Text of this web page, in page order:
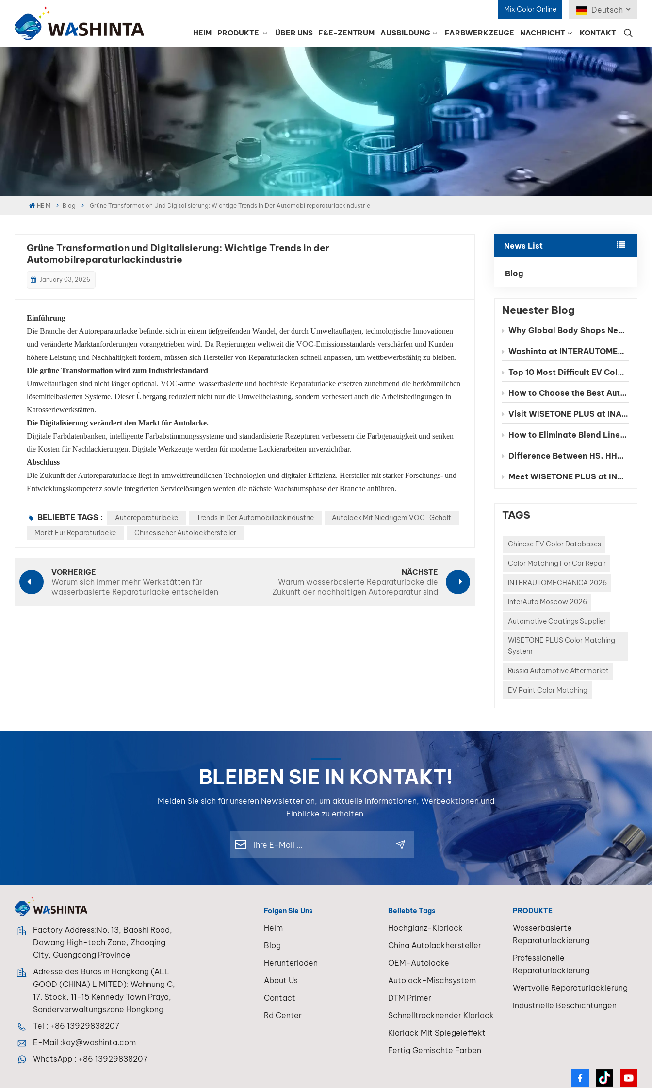
Mix Color Online Deutsch
English
Français
Deutsch
Português
HEIM PRODUKTE ÜBER UNS F&E-ZENTRUM AUSBILDUNG FARBWERKZEUGE NACHRICHT KONTAKT
HEIM Blog Grüne Transformation Und Digitalisierung: Wichtige Trends In Der Automobilreparaturlackindustrie
News List
Blog
Neuester Blog
Why Global Body Shops Need Chinese EV Color Databases
Washinta at INTERAUTOMECHANICA 2026 Moscow
Top 10 Most Difficult EV Colors to Match in 2026
How to Choose the Best Automotive Refinish Paint Manufacturer in China
Visit WISETONE PLUS at INA PAACE Automechanika Mexico 2026 – Meet Your Trusted Automotive Refinish Paint Manufacturer
How to Eliminate Blend Lines in Automotive Spot Repairs: The Benefits of Seamless Clearcoat Technology
Difference Between HS, HHS and UHS Clearcoat
Meet WISETONE PLUS at INA PAACE Automechanika Mexico City 2026 – BOOTH NO. 1826-2
TAGS
Chinese EV Color Databases
Color Matching For Car Repair
INTERAUTOMECHANICA 2026
InterAuto Moscow 2026
Automotive Coatings Supplier
WISETONE PLUS Color Matching
System
Russia Automotive Aftermarket
EV Paint Color Matching
Grüne Transformation und Digitalisierung: Wichtige Trends in der
Automobilreparaturlackindustrie
January 03, 2026
Einführung
Die Branche der Autoreparaturlacke befindet sich in einem tiefgreifenden Wandel, der durch Umweltauflagen, technologische Innovationen
und veränderte Marktanforderungen vorangetrieben wird. Da Regierungen weltweit die VOC-Emissionsstandards verschärfen und Kunden
höhere Leistung und Nachhaltigkeit fordern, müssen sich Hersteller von Reparaturlacken schnell anpassen, um wettbewerbsfähig zu bleiben.
Die grüne Transformation wird zum Industriestandard
Umweltauflagen sind nicht länger optional. VOC-arme, wasserbasierte und hochfeste Reparaturlacke ersetzen zunehmend die herkömmlichen
lösemittelbasierten Systeme. Dieser Übergang reduziert nicht nur die Umweltbelastung, sondern verbessert auch die Arbeitsbedingungen in
Karosseriewerkstätten.
Die Digitalisierung verändert den Markt für Autolacke.
Digitale Farbdatenbanken, intelligente Farbabstimmungssysteme und standardisierte Rezepturen verbessern die Farbgenauigkeit und senken
die Kosten für Nachlackierungen. Digitale Werkzeuge werden für moderne Lackierarbeiten unverzichtbar.
Abschluss
Die Zukunft der Autoreparaturlacke liegt in umweltfreundlichen Technologien und digitaler Effizienz. Hersteller mit starker Forschungs- und
Entwicklungskompetenz sowie integrierten Servicelösungen werden die nächste Wachstumsphase der Branche anführen.
BELIEBTE TAGS : Autoreparaturlacke Trends In Der Automobillackindustrie
Autolack Mit Niedrigem VOC-Gehalt
Markt Für Reparaturlacke
Chinesischer Autolackhersteller
VORHERIGE
Warum sich immer mehr Werkstätten für
wasserbasierte Reparaturlacke entscheiden
NÄCHSTE
Warum wasserbasierte Reparaturlacke die
Zukunft der nachhaltigen Autoreparatur sind
BLEIBEN SIE IN KONTAKT!
Melden Sie sich für unseren Newsletter an, um aktuelle Informationen, Werbeaktionen und
Einblicke zu erhalten.
Factory Address:No. 13, Baoshi Road,
Dawang High-tech Zone, Zhaoqing
City, Guangdong Province
Adresse des Büros in Hongkong (ALL
GOOD (CHINA) LIMITED): Wohnung C,
17. Stock, 11-15 Kennedy Town Praya,
Sonderverwaltungszone Hongkong
Tel : +86 13929838207
E-Mail :kay@washinta.com
WhatsApp : +86 13929838207
PRODUKTE
Wasserbasierte
Reparaturlackierung
Professionelle
Reparaturlackierung
Wertvolle Reparaturlackierung
Industrielle Beschichtungen
Beliebte Tags
Hochglanz-Klarlack
China Autolackhersteller
OEM-Autolacke
Autolack-Mischsystem
DTM Primer
Schnelltrocknender Klarlack
Klarlack Mit Spiegeleffekt
Fertig Gemischte Farben
Folgen Sie Uns
Heim
Blog
Herunterladen
About Us
Contact
Rd Center